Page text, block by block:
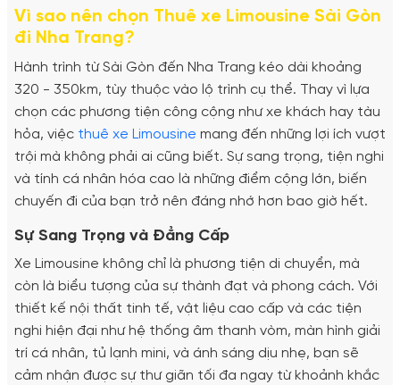
Vì sao nên chọn Thuê xe Limousine Sài Gòn
đi Nha Trang?
Hành trình từ Sài Gòn đến Nha Trang kéo dài khoảng
320 - 350km, tùy thuộc vào lộ trình cụ thể. Thay vì lựa
chọn các phương tiện công cộng như xe khách hay tàu
hỏa, việc thuê xe Limousine mang đến những lợi ích vượt
trội mà không phải ai cũng biết. Sự sang trọng, tiện nghi
và tính cá nhân hóa cao là những điểm cộng lớn, biến
chuyến đi của bạn trở nên đáng nhớ hơn bao giờ hết.
Sự Sang Trọng và Đẳng Cấp
Xe Limousine không chỉ là phương tiện di chuyển, mà
còn là biểu tượng của sự thành đạt và phong cách. Với
thiết kế nội thất tinh tế, vật liệu cao cấp và các tiện
nghi hiện đại như hệ thống âm thanh vòm, màn hình giải
trí cá nhân, tủ lạnh mini, và ánh sáng dịu nhẹ, bạn sẽ
cảm nhận được sự thư giãn tối đa ngay từ khoảnh khắc